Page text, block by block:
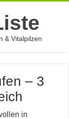
& Vitalpilzen
– 3
in